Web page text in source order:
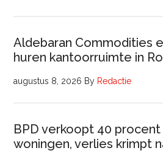
Aldebaran Commodities
huren kantoorruimte in
augustus 8, 2026 By Redactie
BPD verkoopt 40
woningen, verlies krimpt